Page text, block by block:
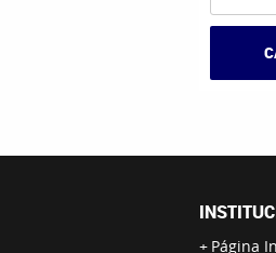
Página